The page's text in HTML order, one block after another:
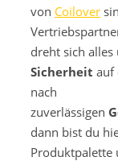
von Coilover
dreht sich alles
Sicherheit auf
nach
zuverlässigen
dann bist du
Produktpalette